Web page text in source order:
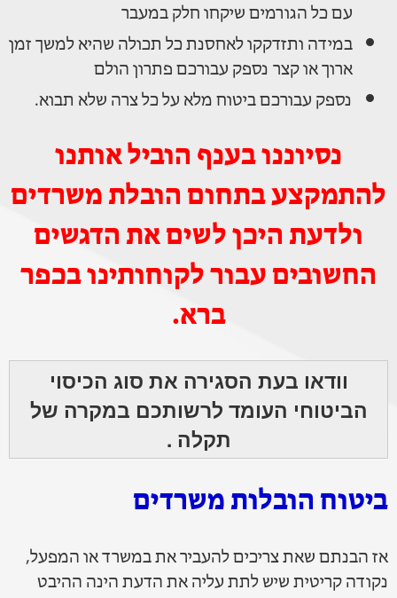
עם כל הגורמים שיקחו חלק במעבר
במידה ותזדקקו לאחסנת כל תכולה שהיא למשך זמן
ארוך או קצר נספק עבורכם פתרון הולם
נספק עבורכם ביטוח מלא על כל צרה שלא תבוא.
נסיוננו בענף הוביל אותנו
להתמקצע בתחום הובלת משרדים
ולדעת היכן לשים את הדגשים
החשובים עבור לקוחותינו בכפר
ברא.
וודאו בעת הסגירה את סוג הכיסוי
הביטוחי העומד לרשותכם במקרה של
תקלה .
ביטוח הובלות משרדים
אז הבנתם שאת צריכים להעביר את במשרד או המפעל,
נקודה קריטית שיש לתת עליה את הדעת הינה ההיבט